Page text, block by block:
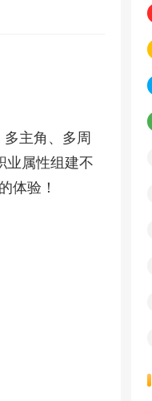
主角、多周
业属性组建不
体验！